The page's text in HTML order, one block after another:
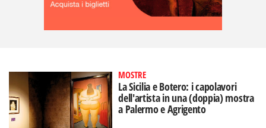
MOSTRE
La Sicilia e Botero: i capolavori
dell'artista in una (doppia) mostra
a Palermo e Agrigento